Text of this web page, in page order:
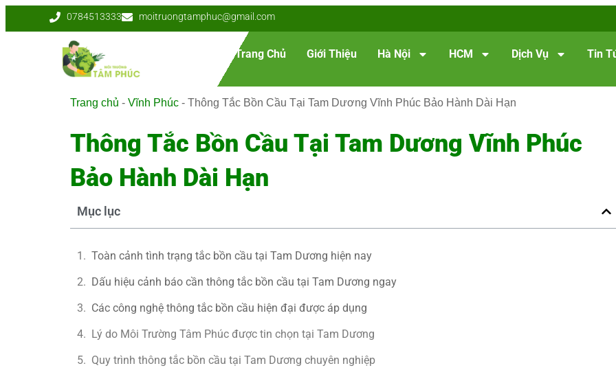
0784513333 moitruongtamphuc@gmail.com
Trang Chủ Giới Thiệu Hà Nội HCM Dịch Vụ Tin
Trang chủ - Vĩnh Phúc - Thông Tắc Bồn Cầu Tại Tam Dương Vĩnh Phúc Bảo Hành Dài Hạn
Thông Tắc Bồn Cầu Tại Tam Dương Vĩnh Phúc
Bảo Hành Dài Hạn
Mục lục
Toàn cảnh tình trạng tắc bồn cầu tại Tam Dương hiện nay
Dấu hiệu cảnh báo cần thông tắc bồn cầu tại Tam Dương ngay
Các công nghệ thông tắc bồn cầu hiện đại được áp dụng
Lý do Môi Trường Tâm Phúc được tin chọn tại Tam Dương
Quy trình thông tắc bồn cầu tại Tam Dương chuyên nghiệp